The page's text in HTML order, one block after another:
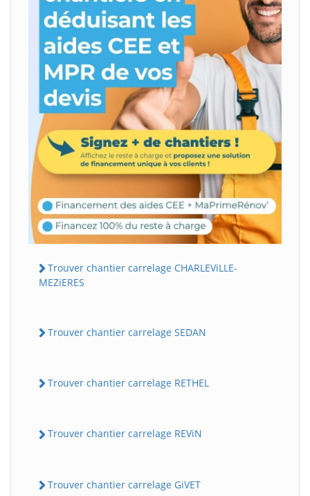
Trouver chantier carrelage CHARLEViLLE-
MEZiERES
Trouver chantier carrelage SEDAN
Trouver chantier carrelage RETHEL
Trouver chantier carrelage REViN
Trouver chantier carrelage GiVET